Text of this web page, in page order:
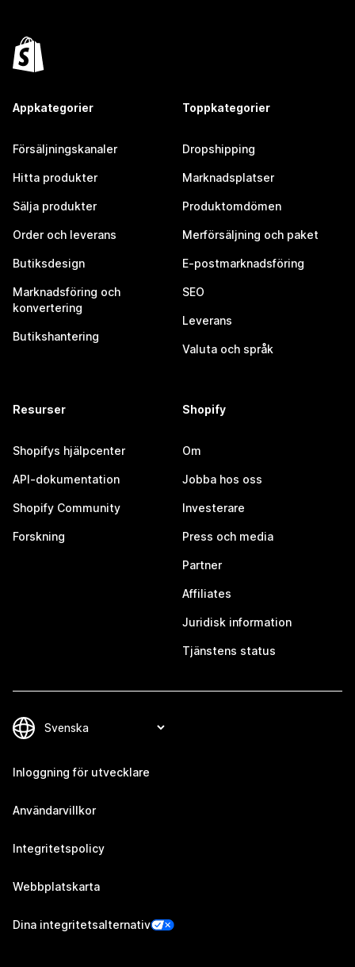
Appkategorier
Försäljningskanaler
Hitta produkter
Sälja produkter
Order och leverans
Butiksdesign
Marknadsföring och
konvertering
Butikshantering
Toppkategorier
Dropshipping
Marknadsplatser
Produktomdömen
Merförsäljning och paket
E-postmarknadsföring
SEO
Leverans
Valuta och språk
Resurser
Shopifys hjälpcenter
API-dokumentation
Shopify Community
Forskning
Shopify
Om
Jobba hos oss
Investerare
Press och media
Partner
Affiliates
Juridisk information
Tjänstens status
Inloggning för utvecklare
Användarvillkor
Integritetspolicy
Webbplatskarta
Dina integritetsalternativ